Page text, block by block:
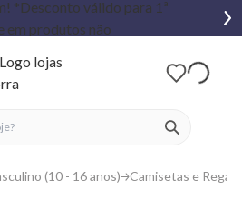
ver
(10 - 16 anos) Camisetas e